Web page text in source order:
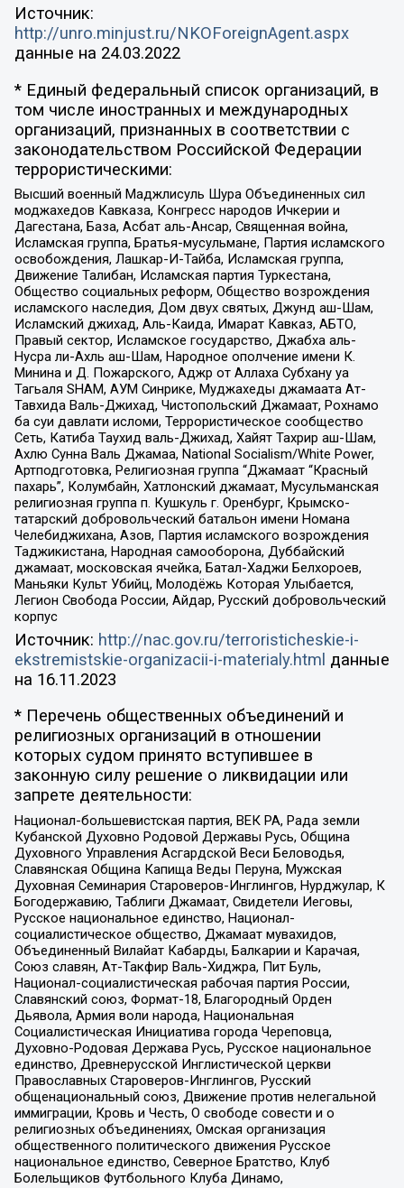
Источник:
http://unro.minjust.ru/NKOForeignAgent.aspx
данные на 24.03.2022
* Единый федеральный список организаций, в
том числе иностранных и международных
организаций, признанных в соответствии с
законодательством Российской Федерации
террористическими:
Высший военный Маджлисуль Шура Объединенных сил
моджахедов Кавказа, Конгресс народов Ичкерии и
Дагестана, База, Асбат аль-Ансар, Священная война,
Исламская группа, Братья-мусульмане, Партия исламского
освобождения, Лашкар-И-Тайба, Исламская группа,
Движение Талибан, Исламская партия Туркестана,
Общество социальных реформ, Общество возрождения
исламского наследия, Дом двух святых, Джунд аш-Шам,
Исламский джихад, Аль-Каида, Имарат Кавказ, АБТО,
Правый сектор, Исламское государство, Джабха аль-
Нусра ли-Ахль аш-Шам, Народное ополчение имени К.
Минина и Д. Пожарского, Аджр от Аллаха Субхану уа
Тагьаля SHAM, АУМ Синрике, Муджахеды джамаата Ат-
Тавхида Валь-Джихад, Чистопольский Джамаат, Рохнамо
ба суи давлати исломи, Террористическое сообщество
Сеть, Катиба Таухид валь-Джихад, Хайят Тахрир аш-Шам,
Ахлю Сунна Валь Джамаа, National Socialism/White Power,
Артподготовка, Религиозная группа “Джамаат “Красный
пахарь”, Колумбайн, Хатлонский джамаат, Мусульманская
религиозная группа п. Кушкуль г. Оренбург, Крымско-
татарский добровольческий батальон имени Номана
Челебиджихана, Азов, Партия исламского возрождения
Таджикистана, Народная самооборона, Дуббайский
джамаат, московская ячейка, Батал-Хаджи Белхороев,
Маньяки Культ Убийц, Молодёжь Которая Улыбается,
Легион Свобода России, Айдар, Русский добровольческий
корпус
Источник: http://nac.gov.ru/terroristicheskie-i-
ekstremistskie-organizacii-i-materialy.html данные
на 16.11.2023
* Перечень общественных объединений и
религиозных организаций в отношении
которых судом принято вступившее в
законную силу решение о ликвидации или
запрете деятельности:
Национал-большевистская партия, ВЕК РА, Рада земли
Кубанской Духовно Родовой Державы Русь, Община
Духовного Управления Асгардской Веси Беловодья,
Славянская Община Капища Веды Перуна, Мужская
Духовная Семинария Староверов-Инглингов, Нурджулар, К
Богодержавию, Таблиги Джамаат, Свидетели Иеговы,
Русское национальное единство, Национал-
социалистическое общество, Джамаат мувахидов,
Объединенный Вилайат Кабарды, Балкарии и Карачая,
Союз славян, Ат-Такфир Валь-Хиджра, Пит Буль,
Национал-социалистическая рабочая партия России,
Славянский союз, Формат-18, Благородный Орден
Дьявола, Армия воли народа, Национальная
Социалистическая Инициатива города Череповца,
Духовно-Родовая Держава Русь, Русское национальное
единство, Древнерусской Инглистической церкви
Православных Староверов-Инглингов, Русский
общенациональный союз, Движение против нелегальной
иммиграции, Кровь и Честь, О свободе совести и о
религиозных объединениях, Омская организация
общественного политического движения Русское
национальное единство, Северное Братство, Клуб
Болельщиков Футбольного Клуба Динамо,